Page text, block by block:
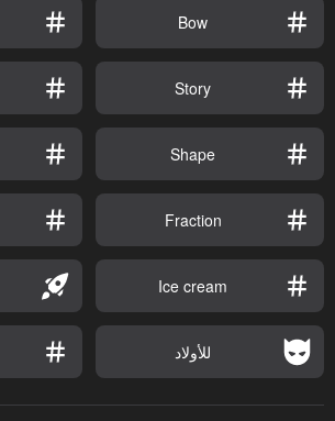
Bow
Story
Shape
Fraction
Ice cream
للأولاد